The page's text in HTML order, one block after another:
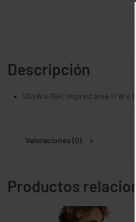
Descripción
13½W x 15H ; Imprint area 11 W
Valoraciones (0)
Productos